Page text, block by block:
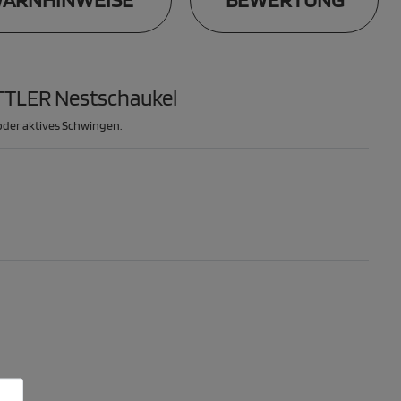
Nestschaukel
aktives Schwingen.